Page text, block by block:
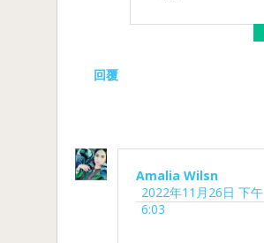
回覆
Amalia Wilsn
2022年11月26日 下午
6:03